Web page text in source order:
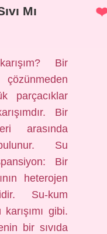
Mı
Bir
parçacıklar
Bir
arasında
Su
Bir
heterojen
Su-kum
gibi.
bir sıvıda